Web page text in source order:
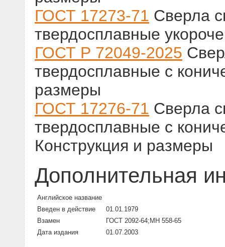
ГОСТ 17273-71 Сверла
твердосплавные
ГОСТ Р 72049-2025
твердосплавные с
размеры
ГОСТ 17276-71 Сверла
твердосплавные с
Конструкция и размеры
Дополнительная
Английское название
Введен в действие
01.01.1979
Взамен
ГОСТ 2092-64;МН 558-65
Дата издания
01.07.2003